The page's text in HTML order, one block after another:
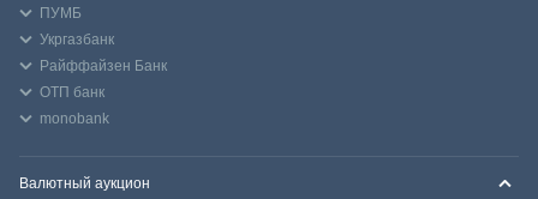
ПУМБ
Укргазбанк
Райффайзен Банк
ОТП банк
monobank
Валютный аукцион